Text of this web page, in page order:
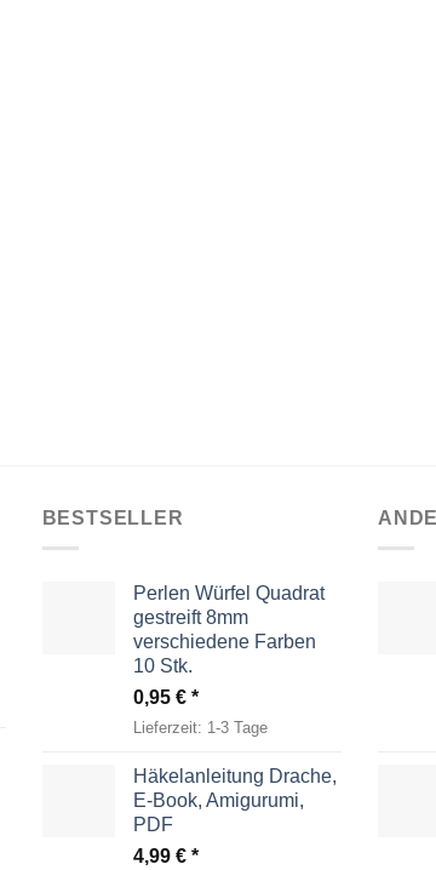
BESTSELLER
Perlen Würfel Quadrat
gestreift 8mm
verschiedene Farben
10 Stk.
0,95 €
Lieferzeit: 1-3 Tage
Häkelanleitung Drache,
E-Book, Amigurumi,
PDF
4,99 €